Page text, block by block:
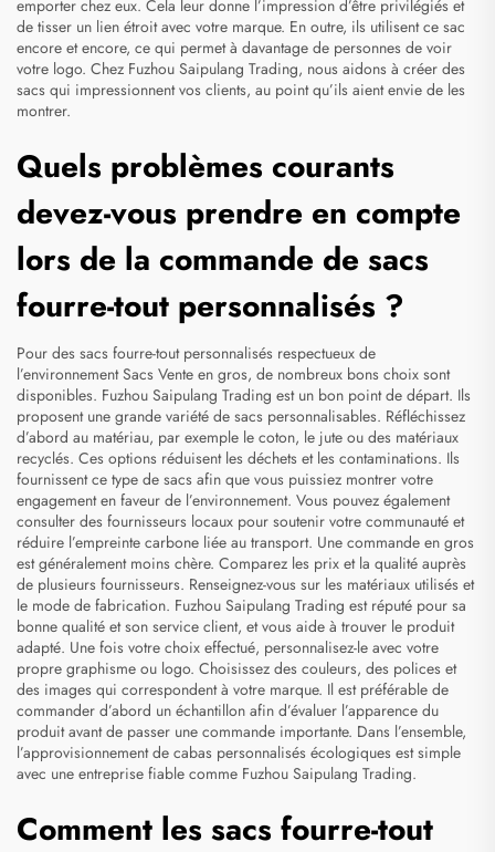
emporter chez eux. Cela leur donne l’impression d’être privilégiés et
de tisser un lien étroit avec votre marque. En outre, ils utilisent ce sac
encore et encore, ce qui permet à davantage de personnes de voir
votre logo. Chez Fuzhou Saipulang Trading, nous aidons à créer des
sacs qui impressionnent vos clients, au point qu’ils aient envie de les
montrer.
Quels problèmes courants
devez-vous prendre en compte
lors de la commande de sacs
fourre-tout personnalisés ?
Pour des sacs fourre-tout personnalisés respectueux de
l’environnementSacs Vente en gros, de nombreux bons choix sont
disponibles. Fuzhou Saipulang Trading est un bon point de départ. Ils
proposent une grande variété de sacs personnalisables. Réfléchissez
d’abord au matériau, par exemple le coton, le jute ou des matériaux
recyclés. Ces options réduisent les déchets et les contaminations. Ils
fournissent ce type de sacs afin que vous puissiez montrer votre
engagement en faveur de l’environnement. Vous pouvez également
consulter des fournisseurs locaux pour soutenir votre communauté et
réduire l’empreinte carbone liée au transport. Une commande en gros
est généralement moins chère. Comparez les prix et la qualité auprès
de plusieurs fournisseurs. Renseignez-vous sur les matériaux utilisés et
le mode de fabrication. Fuzhou Saipulang Trading est réputé pour sa
bonne qualité et son service client, et vous aide à trouver le produit
adapté. Une fois votre choix effectué, personnalisez-le avec votre
propre graphisme ou logo. Choisissez des couleurs, des polices et
des images qui correspondent à votre marque. Il est préférable de
commander d’abord un échantillon afin d’évaluer l’apparence du
produit avant de passer une commande importante. Dans l’ensemble,
l’approvisionnement de cabas personnalisés écologiques est simple
avec une entreprise fiable comme Fuzhou Saipulang Trading.
Comment les sacs fourre-tout